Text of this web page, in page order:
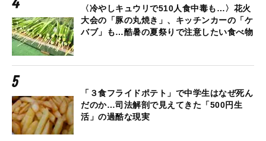
〈冷やしキュウリで510人食中毒も…〉花火
大会の「豚の丸焼き」、キッチンカーの「ケ
バブ」も…酷暑の夏祭りで注意したい食べ物
「３食フライドポテト」で中学生はなぜ死ん
だのか…司法解剖で見えてきた「500円生
活」の過酷な現実